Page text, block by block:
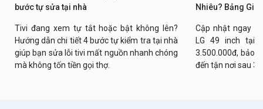
bước tự sửa tại nhà
Tivi đang xem tự tắt hoặc bật không lên?
Hướng dẫn chi tiết 4 bước tự kiểm tra tại nhà
giúp bạn sửa lỗi tivi mất nguồn nhanh chóng
mà không tốn tiền gọi thợ.
Nhiêu? Bảng Giá
Cập nhật ngay
LG 49 inch tại
3.500.000đ, bảo
đến tận nơi sau